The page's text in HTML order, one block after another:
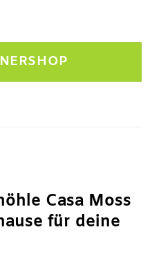
Casa Moss
für deine